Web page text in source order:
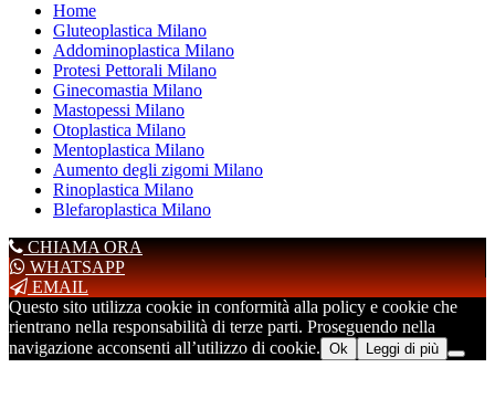
Home
Gluteoplastica Milano
Addominoplastica Milano
Protesi Pettorali Milano
Ginecomastia Milano
Mastopessi Milano
Otoplastica Milano
Mentoplastica Milano
Aumento degli zigomi Milano
Rinoplastica Milano
Blefaroplastica Milano
CHIAMA ORA
WHATSAPP
EMAIL
Questo sito utilizza cookie in conformità alla policy e cookie che
rientrano nella responsabilità di terze parti. Proseguendo nella
navigazione acconsenti all’utilizzo di cookie. Ok Leggi di più